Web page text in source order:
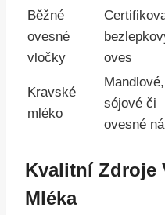
Běžné
ovesné
vločky
oves
Kravské
mléko
Mandlové,
sójové či
ovesné
Kvalitní Zdroje
Mléka